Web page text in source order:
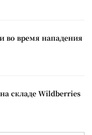
во время нападения
складе Wildberries